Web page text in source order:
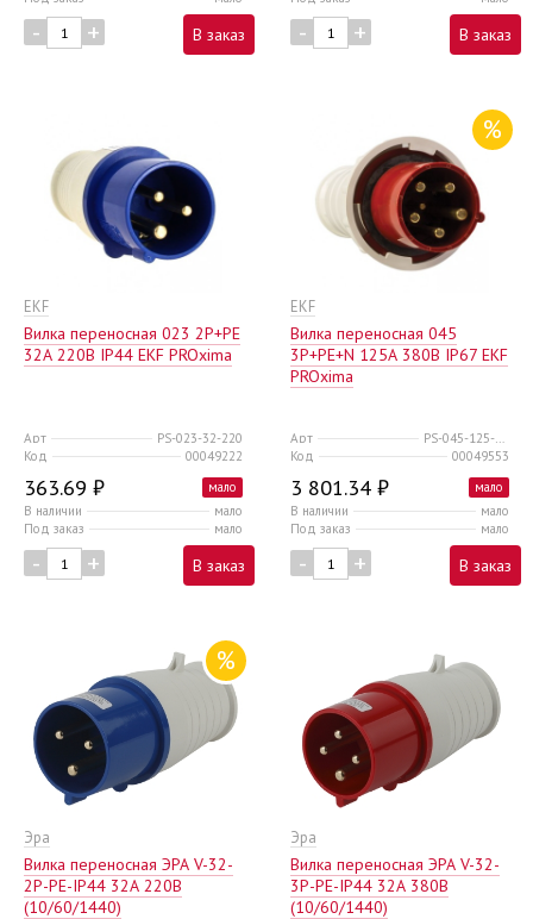
- + В заказ - + В заказ
EKF
Вилка переносная 023 2Р+РЕ
32А 220В IP44 EKF PROxima
Арт
PS-023-32-220
Код
00049222
363.69 ₽
мало
В наличии
мало
Под заказ
мало
- + В заказ
%
EKF
Вилка переносная 045
3Р+РЕ+N 125А 380В IP67 EKF
PROxima
Арт
Код
00049553
3 801.34 ₽
мало
В наличии
мало
Под заказ
мало
- + В заказ
%
Эра
Вилка переносная ЭРА V-32-
2Р-РЕ-IP44 32А 220В
(10/60/1440)
Эра
Вилка переносная ЭРА V-32-
3Р-РЕ-IP44 32А 380В
(10/60/1440)